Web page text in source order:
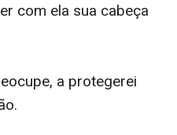
com ela sua cabeça
a protegerei